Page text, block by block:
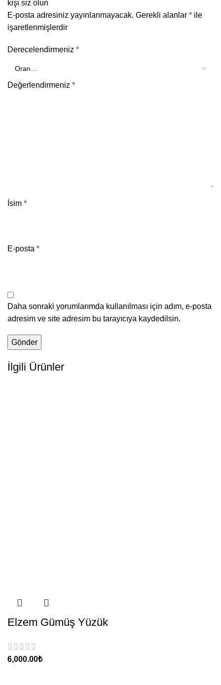
kişi siz olun
E-posta adresiniz yayınlanmayacak. Gerekli alanlar * ile
işaretlenmişlerdir
Derecelendirmeniz *
Değerlendirmeniz *
İsim *
E-posta *
Daha sonraki yorumlarımda kullanılması için adım, e-posta
adresim ve site adresim bu tarayıcıya kaydedilsin.
İlgili Ürünler
Elzem Gümüş Yüzük
₺